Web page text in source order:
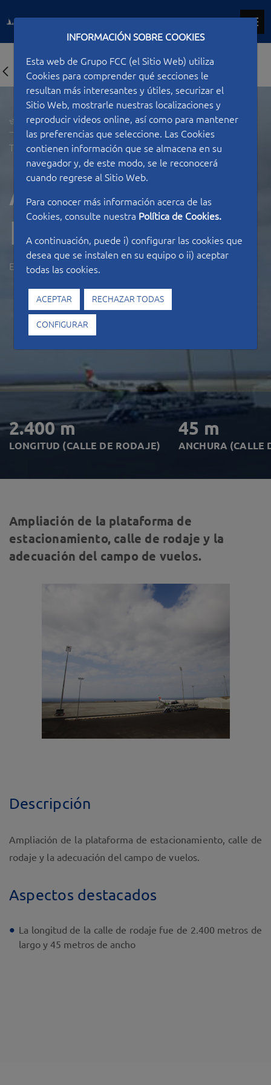
INFORMACIÓN SOBRE COOKIES
Esta web de Grupo FCC (el Sitio Web) utiliza
Cookies para comprender qué secciones le
resultan más interesantes y útiles, securizar el
Sitio Web, mostrarle nuestras localizaciones y
reproducir videos online, así como para mantener
las preferencias que seleccione. Las Cookies
contienen información que se almacena en su
navegador y, de este modo, se le reconocerá
cuando regrese al Sitio Web.
Para conocer más información acerca de las
Cookies, consulte nuestra Política de Cookies.
A continuación, puede i) configurar las cookies que
desea que se instalen en su equipo o ii) aceptar
todas las cookies.
ACEPTAR RECHAZAR TODAS
CONFIGURAR
Tipo de construcción Aeropuertos
Aeropuerto de
Fuerteventura
ESPAÑA
2.400 m
LONGITUD (CALLE DE RODAJE)
45 m
ANCHURA (CALLE
Ampliación de la plataforma de
estacionamiento, calle de rodaje y la
adecuación del campo de vuelos.
Descripción
Ampliación de la plataforma de estacionamiento, calle de
rodaje y la adecuación del campo de vuelos.
Aspectos destacados
La longitud de la calle de rodaje fue de 2.400 metros de
largo y 45 metros de ancho